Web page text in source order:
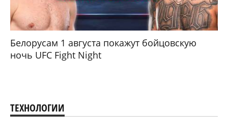
Белорусам 1 августа покажут бойцовскую
ночь UFC Fight Night
ТЕХНОЛОГИИ